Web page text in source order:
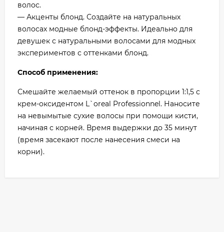
волос.
— Акценты блонд. Создайте на натуральных
волосах модные блонд-эффекты. Идеально для
девушек с натуральными волосами для модных
экспериментов с оттенками блонд.
Способ применения:
Смешайте желаемый оттенок в пропорции 1:1,5 с
крем-оксидентом L`oreal Professionnel. Наносите
на невымытые сухие волосы при помощи кисти,
начиная с корней. Время выдержки до 35 минут
(время засекают после нанесения смеси на
корни).